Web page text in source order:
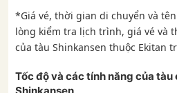
*Giá vé, thời gian di chuyển và
lòng kiểm tra lịch trình, giá vé và
của tàu Shinkansen thuộc Ekitan
Tốc độ và các tính năng của